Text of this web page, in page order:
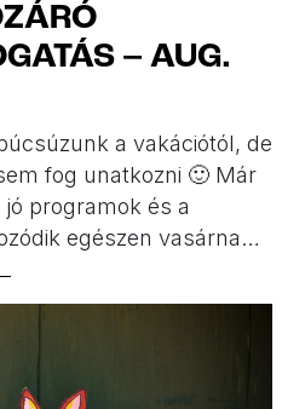
– AUG.
a vakációtól, de
fog unatkozni 🙂 Már
programok és a
egészen vasárnap
kiürült a családi
lehetőséget is
amelyben […]